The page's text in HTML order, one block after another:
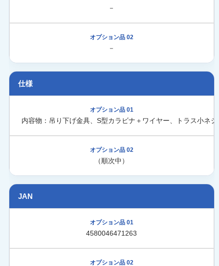
－
－
仕様
内容物：吊り下げ金具、S型カラビナ＋ワイヤー、トラス小ネ
（順次中）
JAN
4580046471263